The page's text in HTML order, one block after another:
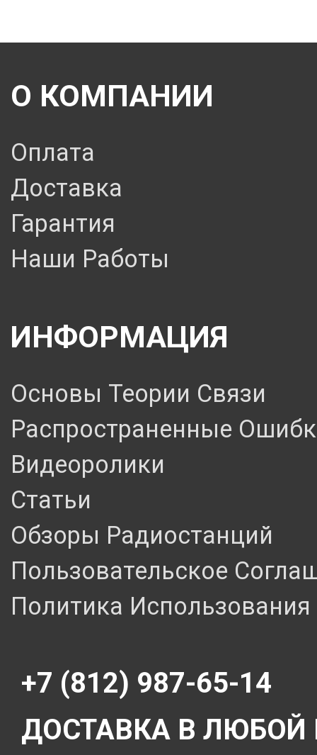
О КОМПАНИИ
Оплата
Доставка
Гарантия
Наши Работы
ИНФОРМАЦИЯ
Основы Теории Связи
Распространенные
Видеоролики
Статьи
Обзоры Радиостанций
Пользовательское
Политика
+7 (812) 987-65-14
ДОСТАВКА В ЛЮБОЙ